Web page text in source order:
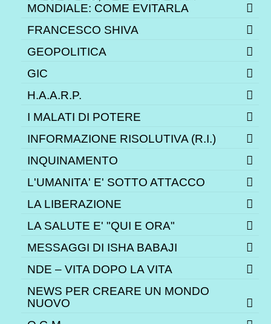
MONDIALE: COME EVITARLA
FRANCESCO SHIVA
GEOPOLITICA
GIC
H.A.A.R.P.
I MALATI DI POTERE
INFORMAZIONE RISOLUTIVA (R.I.)
INQUINAMENTO
L'UMANITA' E' SOTTO ATTACCO
LA LIBERAZIONE
LA SALUTE E' "QUI E ORA"
MESSAGGI DI ISHA BABAJI
NDE – VITA DOPO LA VITA
NEWS PER CREARE UN MONDO
NUOVO